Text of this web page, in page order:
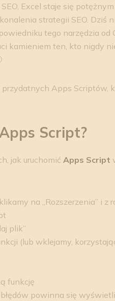
Excel staje się
strategii SEO. Dziś
tego narzędzia od
kamieniem ten, kto nigdy
przydatnych Apps Scriptów,
Script?
jak uruchomić Apps Script
na „Rozszerzenia” i z
plik”
(lub wklejamy,
funkcję
powinna się